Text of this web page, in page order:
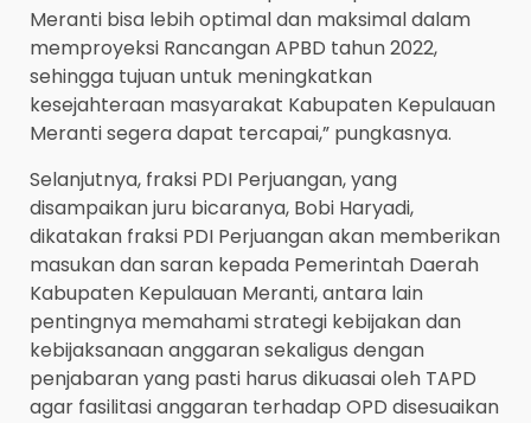
Meranti bisa lebih optimal dan maksimal dalam
memproyeksi Rancangan APBD tahun 2022,
sehingga tujuan untuk meningkatkan
kesejahteraan masyarakat Kabupaten Kepulauan
Meranti segera dapat tercapai,” pungkasnya.
Selanjutnya, fraksi PDI Perjuangan, yang
disampaikan juru bicaranya, Bobi Haryadi,
dikatakan fraksi PDI Perjuangan akan memberikan
masukan dan saran kepada Pemerintah Daerah
Kabupaten Kepulauan Meranti, antara lain
pentingnya memahami strategi kebijakan dan
kebijaksanaan anggaran sekaligus dengan
penjabaran yang pasti harus dikuasai oleh TAPD
agar fasilitasi anggaran terhadap OPD disesuaikan